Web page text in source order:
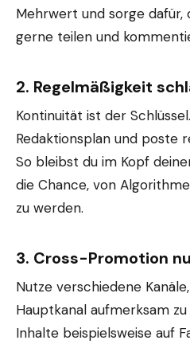
Mehrwert und sorge dafür,
gerne teilen und
2. Regelmäßigkeit
Kontinuität ist der
Redaktionsplan und poste
So bleibst du im Kopf
die Chance, von
zu werden.
3. Cross-Promotion
Nutze verschiedene
Hauptkanal aufmerksam
Inhalte beispielsweise auf